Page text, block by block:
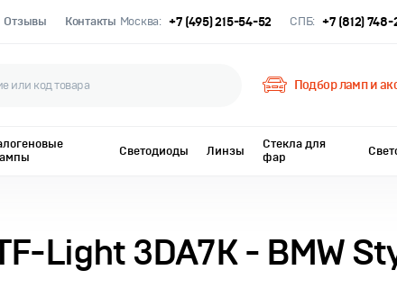
Отзывы Контакты Москва: +7 (495) 215-54-52 СПБ: +7 (812)
Подбор ламп и
Светодиоды Линзы
Стекла для
фар
Light 3DA7K - BMW